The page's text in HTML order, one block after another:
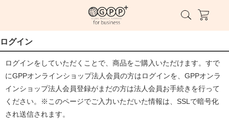
ログイン
ログインをしていただくことで、商品をご購入いただけます。すで
にGPPオンラインショップ法人会員の方はログインを、GPPオンラ
インショップ法人会員登録がまだの方は法人会員お手続きを行って
ください。※このページでご入力いただいた情報は、SSLで暗号化
され送信されます。